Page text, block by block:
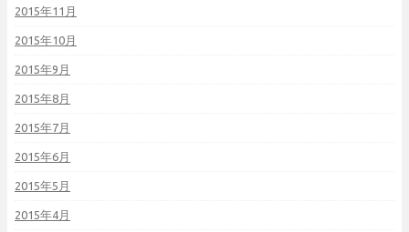
2015年11月
2015年10月
2015年9月
2015年8月
2015年7月
2015年6月
2015年5月
2015年4月